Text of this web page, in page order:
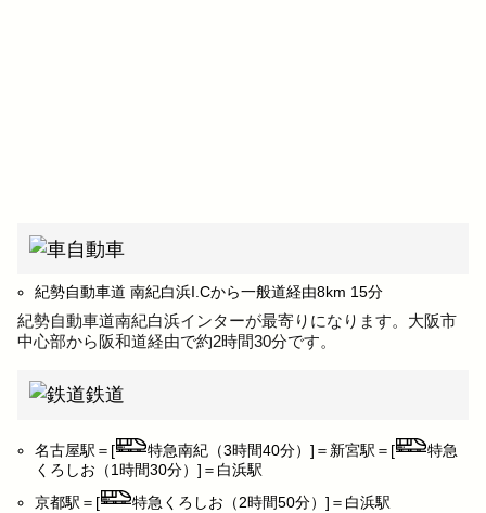
自動車
紀勢自動車道 南紀白浜I.Cから一般道経由8km 15分
紀勢自動車道南紀白浜インターが最寄りになります。大阪市
中心部から阪和道経由で約2時間30分です。
鉄道
名古屋駅＝[ 特急南紀（3時間40分）]＝新宮駅＝[
特急
くろしお（1時間30分）]＝白浜駅
京都駅＝[
特急くろしお（2時間50分）]＝白浜駅